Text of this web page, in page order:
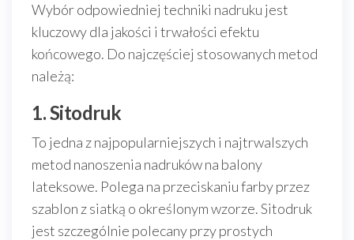
Wybór odpowiedniej techniki nadruku jest
kluczowy dla jakości i trwałości efektu
końcowego. Do najczęściej stosowanych metod
należą:
1. Sitodruk
To jedna z najpopularniejszych i najtrwalszych
metod nanoszenia nadruków na balony
lateksowe. Polega na przeciskaniu farby przez
szablon z siatką o określonym wzorze. Sitodruk
jest szczególnie polecany przy prostych